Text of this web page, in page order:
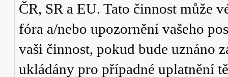
ČR, SR a EU. Tato činnost může
fóra a/nebo upozornění vašeho
vaši činnost, pokud bude uznáno
ukládány pro případné uplatnění